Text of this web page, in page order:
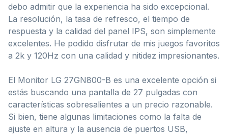
debo admitir que la experiencia ha sido excepcional.
La resolución, la tasa de refresco, el tiempo de
respuesta y la calidad del panel IPS, son simplemente
excelentes. He podido disfrutar de mis juegos favoritos
a 2k y 120Hz con una calidad y nitidez impresionantes.
El Monitor LG 27GN800-B es una excelente opción si
estás buscando una pantalla de 27 pulgadas con
características sobresalientes a un precio razonable.
Si bien, tiene algunas limitaciones como la falta de
ajuste en altura y la ausencia de puertos USB,